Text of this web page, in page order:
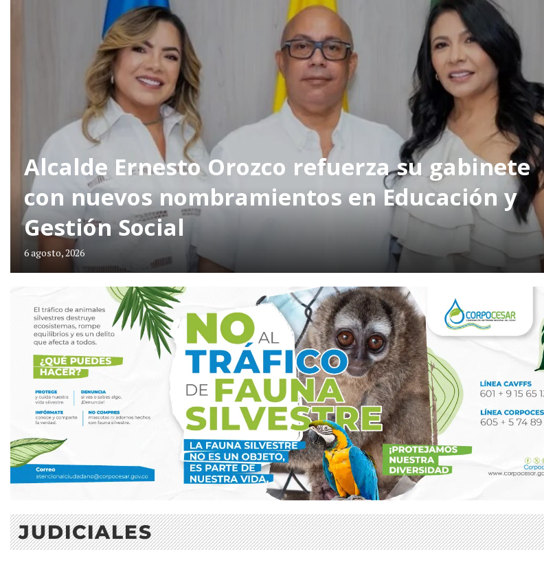
Alcalde Ernesto Orozco refuerza su gabinete
con nuevos nombramientos en Educación y
Gestión Social
6 agosto, 2026
JUDICIALES